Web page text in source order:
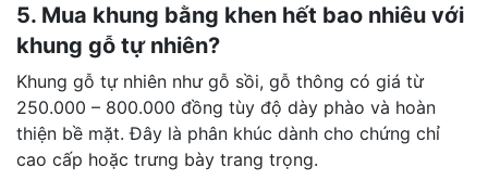
5. Mua khung bằng khen hết bao nhiêu với
khung gỗ tự nhiên?
Khung gỗ tự nhiên như gỗ sồi, gỗ thông có giá từ
250.000 – 800.000 đồng tùy độ dày phào và hoàn
thiện bề mặt. Đây là phân khúc dành cho chứng chỉ
cao cấp hoặc trưng bày trang trọng.